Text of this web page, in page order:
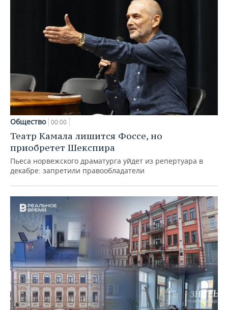
Общество 00:00
Театр Камала лишится Фоссе, но
приобретет Шекспира
Пьеса норвежского драматурга уйдет из репертуара в
декабре: запретили правообладатели